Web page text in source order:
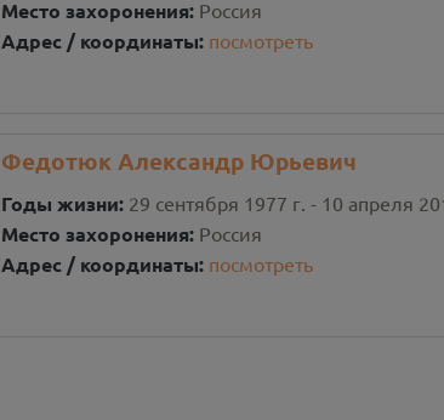
Место захоронения: Россия
Адрес / координаты: посмотреть
Федотюк Александр Юрьевич
Годы жизни: 29 сентября 1977 г. - 10 апреля
Место захоронения: Россия
Адрес / координаты: посмотреть